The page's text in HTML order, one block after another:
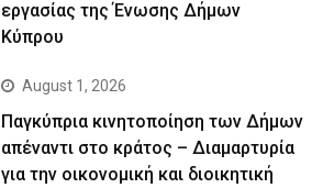
εργασίας της Ένωσης Δήμων
Κύπρου
August 1, 2026
Παγκύπρια κινητοποίηση των Δήμων
απέναντι στο κράτος – Διαμαρτυρία
για την οικονομική και διοικητική